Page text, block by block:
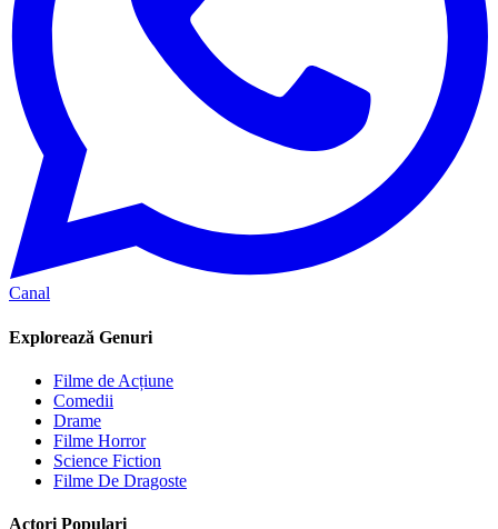
Canal
Explorează Genuri
Filme de Acțiune
Comedii
Drame
Filme Horror
Science Fiction
Filme De Dragoste
Actori Populari